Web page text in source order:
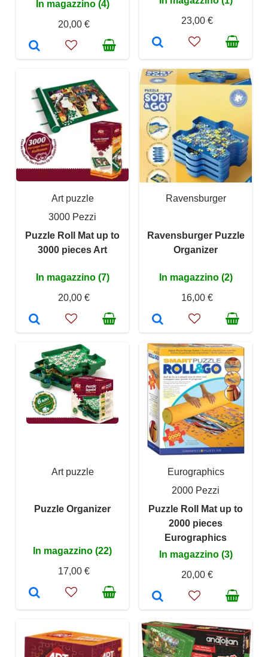
In magazzino (4)
20,00 €
23,00 €
Art puzzle
3000 Pezzi
Puzzle Roll Mat up to
3000 pieces Art
In magazzino (7)
20,00 €
Ravensburger
Ravensburger Puzzle
Organizer
In magazzino (2)
16,00 €
Art puzzle
Puzzle Organizer
In magazzino (22)
17,00 €
Eurographics
2000 Pezzi
Puzzle Roll Mat up to
2000 pieces
Eurographics
In magazzino (3)
20,00 €